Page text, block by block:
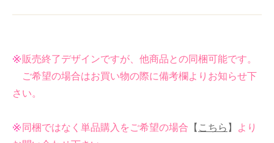
販売終了デザインですが、他商品との同梱可能です。
ご希望の場合はお買い物の際に備考欄よりお知らせ下
さい。
同梱ではなく単品購入をご希望の場合 【 こちら 】
より